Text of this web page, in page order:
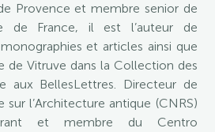
Provence et membre senior de
de France, il est l’auteur de
et articles ainsi que
de Vitruve dans la Collection des
aux BellesLettres. Directeur de
sur l’Architecture antique (CNRS)
et membre du Centro